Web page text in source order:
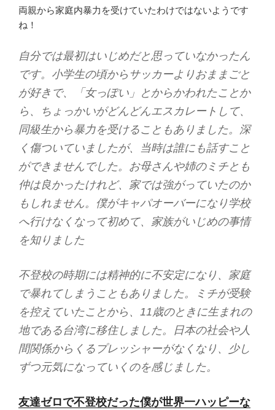
両親から家庭内暴力を受けていたわけではないようです
ね！
自分では最初はいじめだと思っていなかったん
です。小学生の頃からサッカーよりおままごと
が好きで、「女っぽい」とからかわれたことか
ら、ちょっかいがどんどんエスカレートして、
同級生から暴力を受けることもありました。深
く傷ついていましたが、当時は誰にも話すこと
ができませんでした。お母さんや姉のミチとも
仲は良かったけれど、家では強がっていたのか
もしれません。僕がキャパオーバーになり学校
へ行けなくなって初めて、家族がいじめの事情
を知りました
不登校の時期には精神的に不安定になり、家庭
で暴れてしまうこともありました。ミチが受験
を控えていたことから、11歳のときに生まれの
地である台湾に移住しました。日本の社会や人
間関係からくるプレッシャーがなくなり、少し
ずつ元気になっていくのを感じました。
友達ゼロで不登校だった僕が世界一ハッピーな